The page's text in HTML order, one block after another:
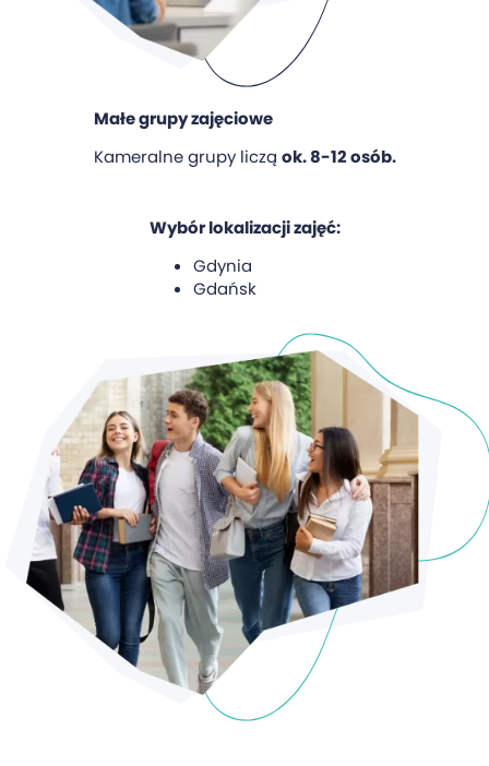
Małe grupy zajęciowe
Kameralne grupy liczą ok. 8-12 osób.
Wybór lokalizacji zajęć:
Gdynia
Gdańsk